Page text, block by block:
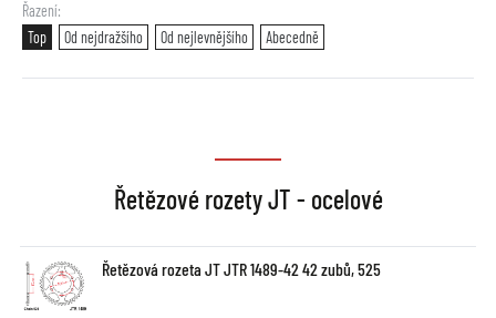
Řazení
Top
Od nejdražšího Od nejlevnějšího Abecedně
Řetězové rozety JT - ocelové
Řetězová rozeta JT JTR 1489-42 42 zubů, 525